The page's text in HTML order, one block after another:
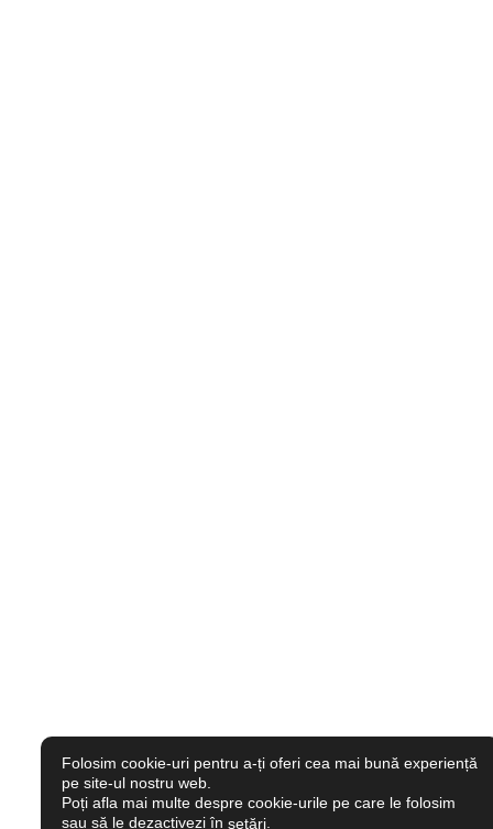
Folosim cookie-uri pentru a-ți oferi cea mai bună experiență
pe site-ul nostru web.
Poți afla mai multe despre cookie-urile pe care le folosim
sau să le dezactivezi însetări